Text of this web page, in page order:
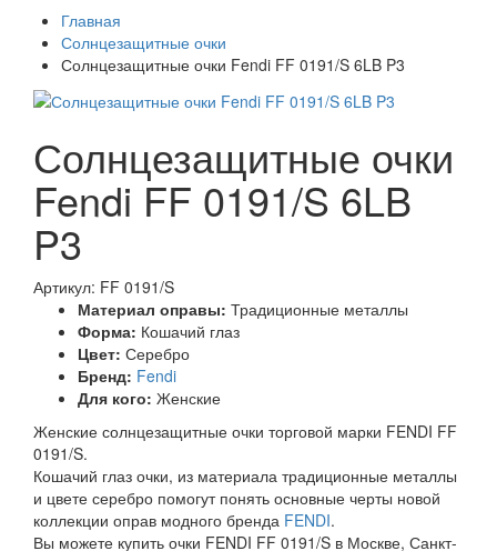
Главная
Солнцезащитные очки
Солнцезащитные очки Fendi FF 0191/S 6LB P3
Солнцезащитные очки
Fendi FF 0191/S 6LB
P3
Артикул: FF 0191/S
Материал оправы: Традиционные металлы
Форма: Кошачий глаз
Цвет: Серебро
Бренд: Fendi
Для кого: Женские
Женские солнцезащитные очки торговой марки FENDI FF
0191/S.
Кошачий глаз очки, из материала традиционные металлы
и цвете серебро помогут понять основные черты новой
коллекции оправ модного бренда FENDI.
Вы можете купить очки FENDI FF 0191/S в Москве, Санкт-